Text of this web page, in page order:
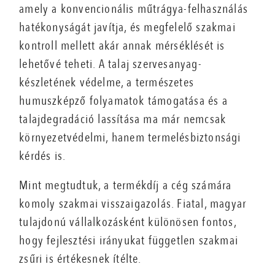
amely a konvencionális műtrágya-felhasználás
hatékonyságát javítja, és megfelelő szakmai
kontroll mellett akár annak mérséklését is
lehetővé teheti. A talaj szervesanyag-
készletének védelme, a természetes
humuszképző folyamatok támogatása és a
talajdegradáció lassítása ma már nemcsak
környezetvédelmi, hanem termelésbiztonsági
kérdés is.
Mint megtudtuk, a termékdíj a cég számára
komoly szakmai visszaigazolás. Fiatal, magyar
tulajdonú vállalkozásként különösen fontos,
hogy fejlesztési irányukat független szakmai
zsűri is értékesnek ítélte.